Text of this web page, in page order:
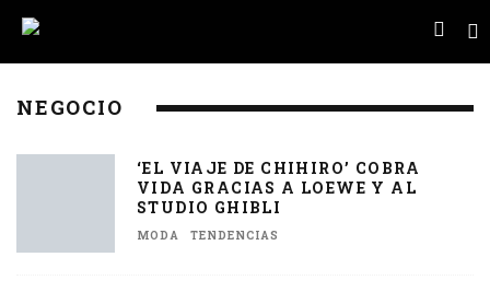
NEGOCIO
‘EL VIAJE DE CHIHIRO’ COBRA
VIDA GRACIAS A LOEWE Y AL
STUDIO GHIBLI
MODA TENDENCIAS